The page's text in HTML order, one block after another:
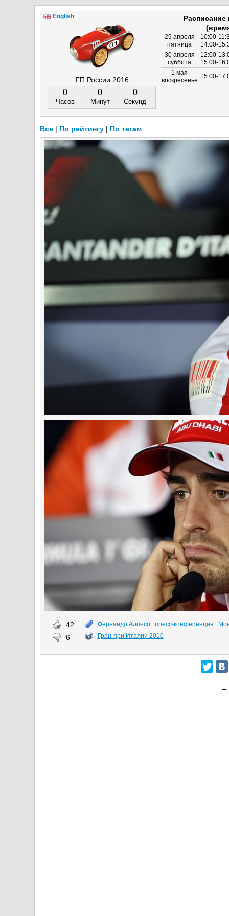
42
6
Фернандо Алонсо пресс-конференция
Гран-при Италии 2010
ГП России 2016
0
Часов
0
Минут
0
Секунд
29 апреля
пятница
10:00-
14:00-
30 апреля
суббота
12:00-
15:00-
1 мая
воскресенье
15:00-
English
Все| По рейтингу| По тегам